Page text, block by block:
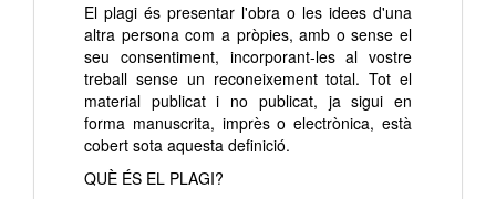
El plagi és presentar l'obra o les idees d'una
altra persona com a pròpies, amb o sense el
seu consentiment, incorporant-les al vostre
treball sense un reconeixement total. Tot el
material publicat i no publicat, ja sigui en
forma manuscrita, imprès o electrònica, està
cobert sota aquesta definició.
QUÈ ÉS EL PLAGI?